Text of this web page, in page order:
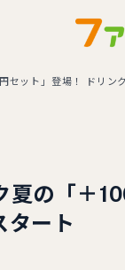
セット」登場！ ドリ
夏の「＋
ート